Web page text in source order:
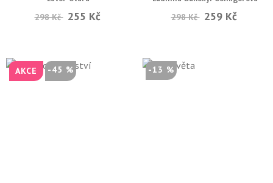
298 Kč 255 Kč 298 Kč 259 Kč
AKCE -45 % -13 %